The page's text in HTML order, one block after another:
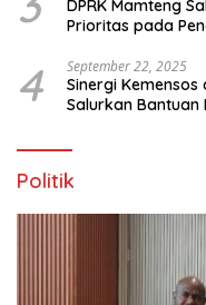
DPRK Mamteng
Prioritas pada
4 September 22, 2025
Sinergi
Salurkan Bantuan
Politik